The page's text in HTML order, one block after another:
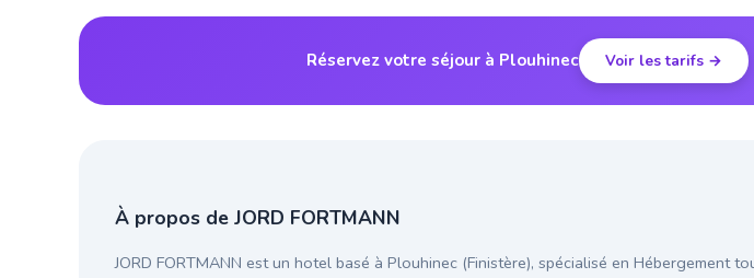
Réservez votre séjour à Plouhinec Voir les tarifs →
À propos de JORD FORTMANN
JORD FORTMANN est un hotel basé à Plouhinec (Finistère), spécialisé en Hébergement